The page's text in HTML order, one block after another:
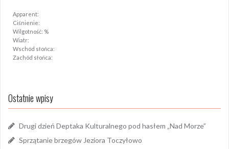
Apparent:
Ciśnienie:
Wilgotność: %
Wiatr:
Wschód słońca:
Zachód słońca:
Ostatnie wpisy
Drugi dzień Deptaka Kulturalnego pod hasłem „Nad Morze”
Sprzątanie brzegów Jeziora Toczyłowo